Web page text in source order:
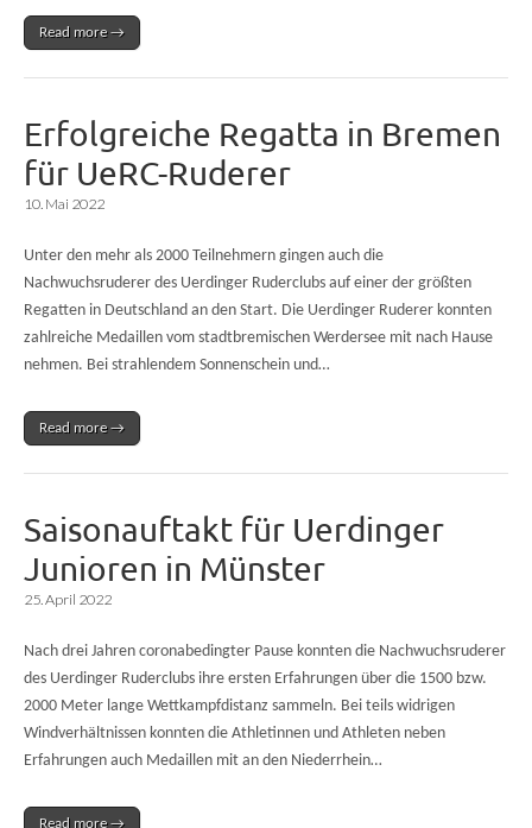
Read more →
Erfolgreiche Regatta in Bremen
für UeRC-Ruderer
10. Mai 2022
Unter den mehr als 2000 Teilnehmern gingen auch die
Nachwuchsruderer des Uerdinger Ruderclubs auf einer der größten
Regatten in Deutschland an den Start. Die Uerdinger Ruderer konnten
zahlreiche Medaillen vom stadtbremischen Werdersee mit nach Hause
nehmen. Bei strahlendem Sonnenschein und…
Read more →
Saisonauftakt für Uerdinger
Junioren in Münster
25. April 2022
Nach drei Jahren coronabedingter Pause konnten die Nachwuchsruderer
des Uerdinger Ruderclubs ihre ersten Erfahrungen über die 1500 bzw.
2000 Meter lange Wettkampfdistanz sammeln. Bei teils widrigen
Windverhältnissen konnten die Athletinnen und Athleten neben
Erfahrungen auch Medaillen mit an den Niederrhein…
Read more →